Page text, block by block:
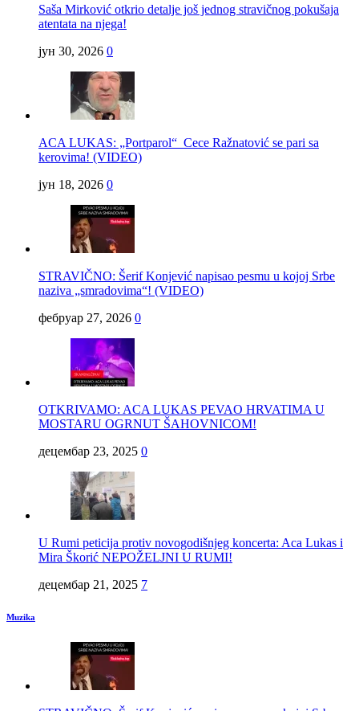
Saša Mirković otkrio detalje još jednog stravičnog pokušaja
atentata na njega!
јун 30, 2026 0
ACA LUKAS: „Portparol“ Cece Ražnatović se pari sa
kerovima! (VIDEO)
јун 18, 2026 0
STRAVIČNO: Šerif Konjević napisao pesmu u kojoj Srbe
naziva „smradovima“! (VIDEO)
фебруар 27, 2026 0
OTKRIVAMO: ACA LUKAS PEVAO HRVATIMA U
MOSTARU OGRNUT ŠAHOVNICOM!
децембар 23, 2025 0
U Rumi peticija protiv novogodišnjeg koncerta: Aca Lukas i
Mira Škorić NEPOŽELJNI U RUMI!
децембар 21, 2025 7
Muzika